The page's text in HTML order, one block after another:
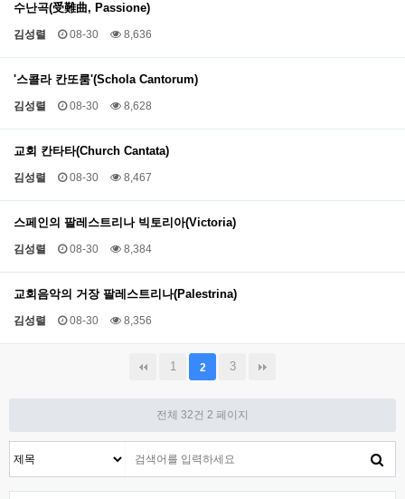
수난곡(受難曲, Passione)
김성렬 08-30 8,636
'스콜라 칸또룸'(Schola Cantorum)
김성렬 08-30 8,628
교회 칸타타(Church Cantata)
김성렬 08-30 8,467
스페인의 팔레스트리나 빅토리아(Victoria)
김성렬 08-30 8,384
교회음악의 거장 팔레스트리나(Palestrina)
김성렬 08-30 8,356
1 2 3
전체 32건 2 페이지